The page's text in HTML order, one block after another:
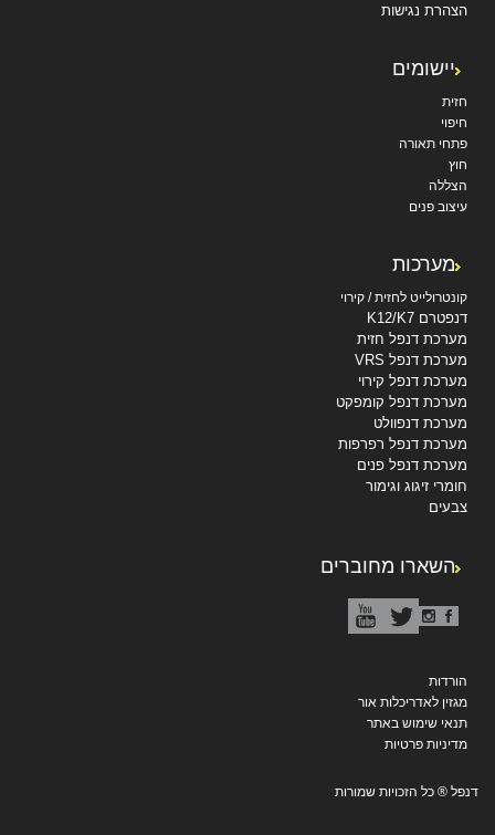
הצהרת נגישות
יישומים
חזית
חיפוי
פתחי תאורה
חוץ
הצללה
עיצוב פנים
מערכות
קונטרולייט לחזית / קירוי
דנפטרם K12/K7
מערכת דנפל חזית
מערכת דנפל VRS
מערכת דנפל קירוי
מערכת דנפל קומפקט
מערכת דנפוולט
מערכת דנפל רפרפות
מערכת דנפל פנים
חומרי זיגוג וגימור
צבעים
השארו מחוברים
הורדות
מגזין לאדריכלות אור
תנאי שימוש באתר
מדיניות פרטיות
דנפל ® כל הזכויות שמורות